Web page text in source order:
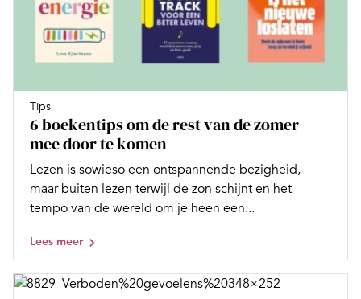
Tips
6 boekentips om de rest van de zomer
mee door te komen
Lezen is sowieso een ontspannende bezigheid,
maar buiten lezen terwijl de zon schijnt en het
tempo van de wereld om je heen een...
Lees meer